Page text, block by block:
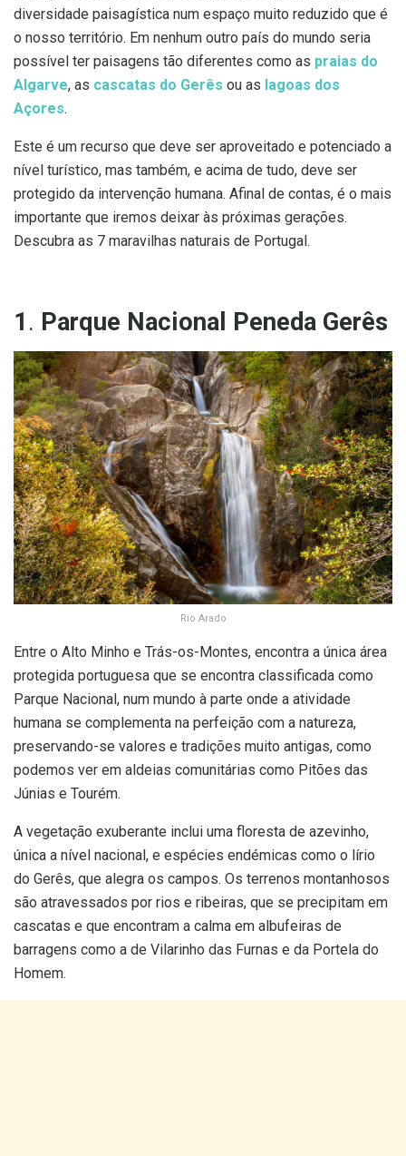
diversidade paisagística num espaço muito reduzido que é
o nosso território. Em nenhum outro país do mundo seria
possível ter paisagens tão diferentes como as praias do
Algarve, as cascatas do Gerês ou as lagoas dos
Açores.
Este é um recurso que deve ser aproveitado e potenciado a
nível turístico, mas também, e acima de tudo, deve ser
protegido da intervenção humana. Afinal de contas, é o mais
importante que iremos deixar às próximas gerações.
Descubra as 7 maravilhas naturais de Portugal.
1 . Parque Nacional Peneda Gerês
Rio Arado
Entre o Alto Minho e Trás-os-Montes, encontra a única área
protegida portuguesa que se encontra classificada como
Parque Nacional, num mundo à parte onde a atividade
humana se complementa na perfeição com a natureza,
preservando-se valores e tradições muito antigas, como
podemos ver em aldeias comunitárias como Pitões das
Júnias e Tourém.
A vegetação exuberante inclui uma floresta de azevinho,
única a nível nacional, e espécies endémicas como o lírio
do Gerês, que alegra os campos. Os terrenos montanhosos
são atravessados por rios e ribeiras, que se precipitam em
cascatas e que encontram a calma em albufeiras de
barragens como a de Vilarinho das Furnas e da Portela do
Homem.